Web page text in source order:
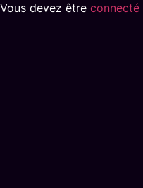
Vous devez être connecté